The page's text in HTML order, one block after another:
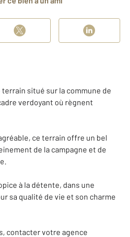
terrain situé sur la commune de
verdoyant où règnent
ce terrain offre un bel
de la campagne et de
à la détente, dans une
sa qualité de vie et son charme
contacter votre agence